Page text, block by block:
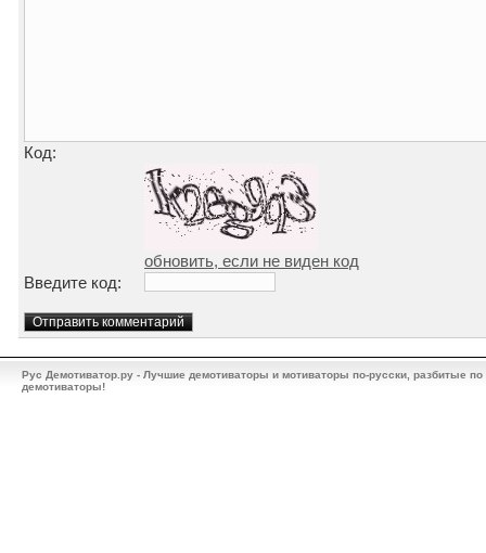
Код:
обновить, если не виден код
Введите код:
Рус Демотиватор.ру - Лучшие демотиваторы и мотиваторы по-русски, разбитые
демотиваторы!